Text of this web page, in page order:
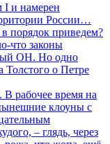
I и намерен
России…
порядок приведем?
что законы
ОН. Но одно
Толстого о Петре
рабочее время на
клоуны с
– глядь, через